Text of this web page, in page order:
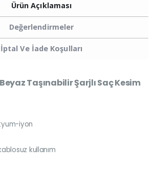
Ürün Açıklaması
Değerlendirmeler
İptal Ve İade Koşulları
Taşınabilir Şarjlı Saç Kesim
iyon
kullanım